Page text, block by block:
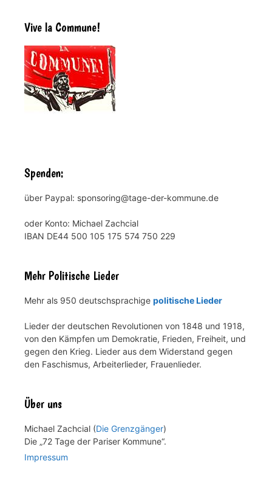
Vive la Commune!
Spenden:
über Paypal: sponsoring@tage-der-kommune.de
oder Konto: Michael Zachcial
IBAN DE44 500 105 175 574 750 229
Mehr Politische Lieder
Mehr als 950 deutschsprachige politische Lieder
Lieder der deutschen Revolutionen von 1848 und 1918,
von den Kämpfen um Demokratie, Frieden, Freiheit, und
gegen den Krieg. Lieder aus dem Widerstand gegen
den Faschismus, Arbeiterlieder, Frauenlieder.
Über uns
Michael Zachcial (Die Grenzgänger)
Die „72 Tage der Pariser Kommune“.
Impressum